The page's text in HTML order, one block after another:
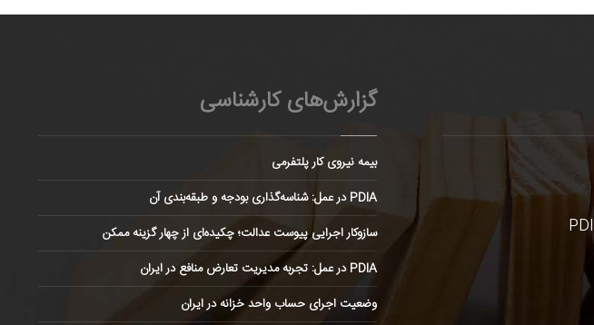
گزارش‌های کارشناسی
بیمه نیروی کار پلتفرمی
PDIA در عمل: شناسه‌گذاری بودجه و طبقه‌بندی آن
سازوکار اجرایی پیوست عدالت؛ چکیده‌ای از چهار گزینه ممکن
PDIA در عمل: تجربه مدیریت تعارض منافع در ایران
وضعیت اجرای حساب واحد خزانه در ایران